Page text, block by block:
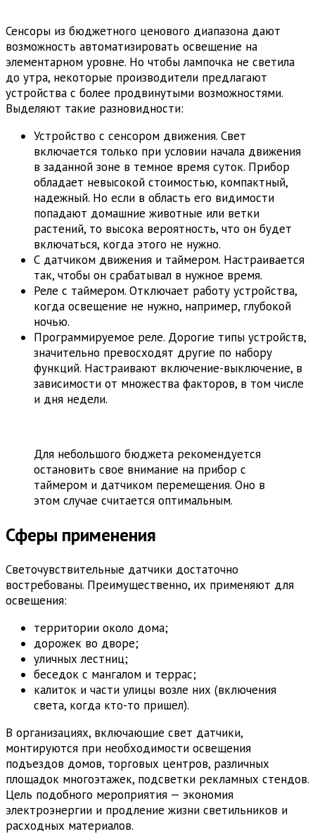
Сенсоры из бюджетного ценового диапазона дают
возможность автоматизировать освещение на
элементарном уровне. Но чтобы лампочка не светила
до утра, некоторые производители предлагают
устройства с более продвинутыми возможностями.
Выделяют такие разновидности:
Устройство с сенсором движения. Свет
включается только при условии начала движения
в заданной зоне в темное время суток. Прибор
обладает невысокой стоимостью, компактный,
надежный. Но если в область его видимости
попадают домашние животные или ветки
растений, то высока вероятность, что он будет
включаться, когда этого не нужно.
С датчиком движения и таймером. Настраивается
так, чтобы он срабатывал в нужное время.
Реле с таймером. Отключает работу устройства,
когда освещение не нужно, например, глубокой
ночью.
Программируемое реле. Дорогие типы устройств,
значительно превосходят другие по набору
функций. Настраивают включение-выключение, в
зависимости от множества факторов, в том числе
и дня недели.
Для небольшого бюджета рекомендуется
остановить свое внимание на прибор с
таймером и датчиком перемещения. Оно в
этом случае считается оптимальным.
Сферы применения
Светочувствительные датчики достаточно
востребованы. Преимущественно, их применяют для
освещения:
территории около дома;
дорожек во дворе;
уличных лестниц;
беседок с мангалом и террас;
калиток и части улицы возле них (включения
света, когда кто-то пришел).
В организациях, включающие свет датчики,
монтируются при необходимости освещения
подъездов домов, торговых центров, различных
площадок многоэтажек, подсветки рекламных стендов.
Цель подобного мероприятия — экономия
электроэнергии и продление жизни светильников и
расходных материалов.